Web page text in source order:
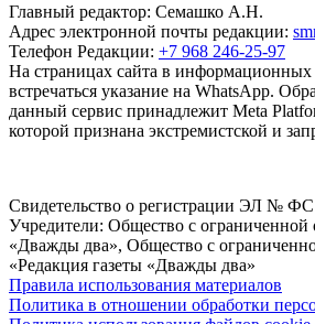
Главный редактор: Семашко А.Н.
Адрес электронной почты редакции:
Телефон Редакции: +7 968 246-25-97
На страницах сайта в
встречаться указание на WhatsApp.
данный сервис принадлежит Meta
которой признана экстремистской и
Свидетельство о регистрации ЭЛ № ФС
Учредители: Общество с ограниченной
«Дважды два», Общество с
«Редакция газеты «Дважды два»
Правила использования материалов
Политика в отношении обработки